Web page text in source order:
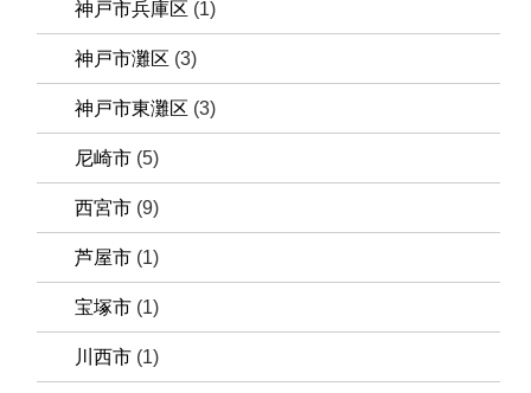
神戸市兵庫区 (1)
神戸市灘区 (3)
神戸市東灘区 (3)
尼崎市 (5)
西宮市 (9)
芦屋市 (1)
宝塚市 (1)
川西市 (1)